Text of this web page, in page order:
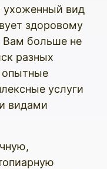
ухоженный вид
здоровому
Вам больше не
разных
опытные
услуги
видами